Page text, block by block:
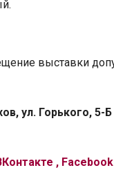
выставки
ул. Горького, 5-Б
, Facebook